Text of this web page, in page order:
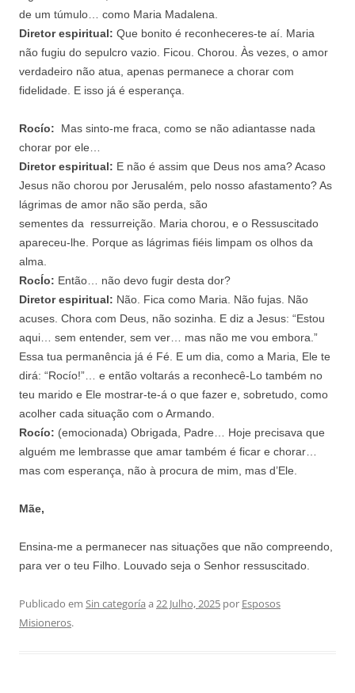
de um túmulo… como Maria Madalena.
Diretor espiritual: Que bonito é reconheceres-te aí. Maria
não fugiu do sepulcro vazio. Ficou. Chorou. Às vezes, o amor
verdadeiro não atua, apenas permanece a chorar com
fidelidade. E isso já é esperança.
Rocío:
Mas sinto-me fraca, como se não adiantasse nada
chorar por ele…
Diretor espiritual: E não é assim que Deus nos ama? Acaso
Jesus não chorou por Jerusalém, pelo nosso afastamento? As
lágrimas de amor não são perda, são
sementes da ressurreição. Maria chorou, e o Ressuscitado
apareceu-lhe. Porque as lágrimas fiéis limpam os olhos da
alma.
RocÍo: Então… não devo fugir desta dor?
Diretor espiritual: Não. Fica como Maria. Não fujas. Não
acuses. Chora com Deus, não sozinha. E diz a Jesus: “Estou
aqui… sem entender, sem ver… mas não me vou embora.”
Essa tua permanência já é Fé. E um dia, como a Maria, Ele te
dirá: “Rocío!”… e então voltarás a reconhecê-Lo também no
teu marido e Ele mostrar-te-á o que fazer e, sobretudo, como
acolher cada situação com o Armando.
Rocío: (emocionada) Obrigada, Padre… Hoje precisava que
alguém me lembrasse que amar também é ficar e chorar…
mas com esperança, não à procura de mim, mas d’Ele.
Mãe,
Ensina-me a permanecer nas situações que não compreendo,
para ver o teu Filho. Louvado seja o Senhor ressuscitado.
Publicado em Sin categoría a 22 Julho, 2025 por Esposos
Misioneros.